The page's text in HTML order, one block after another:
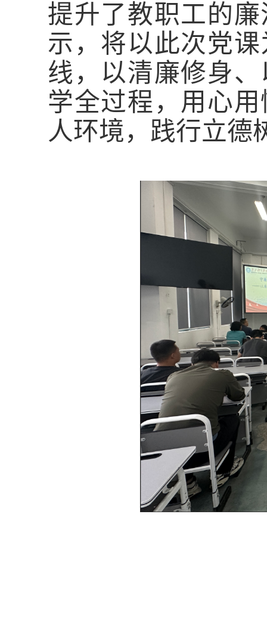
提升了教职工的
示，将以此次党
线，以清廉修身
学全过程，用心
人环境，践行立德